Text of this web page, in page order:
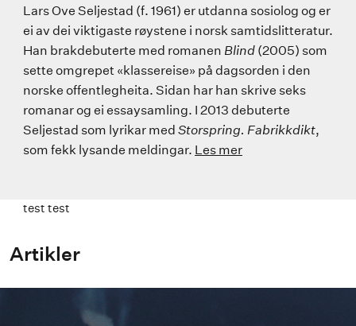
Lars Ove Seljestad (f. 1961) er utdanna sosiolog og er
ei av dei viktigaste røystene i norsk samtidslitteratur.
Han brakdebuterte med romanen Blind (2005) som
sette omgrepet «klassereise» på dagsorden i den
norske offentlegheita. Sidan har han skrive seks
romanar og ei essaysamling. I 2013 debuterte
Seljestad som lyrikar med Storspring. Fabrikkdikt,
som fekk lysande meldingar. Les mer
test test
Artikler